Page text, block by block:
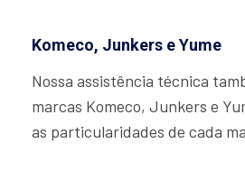
Komeco, Junkers e Yume
Nossa assistência técnica
marcas Komeco, Junkers e
as particularidades de cada